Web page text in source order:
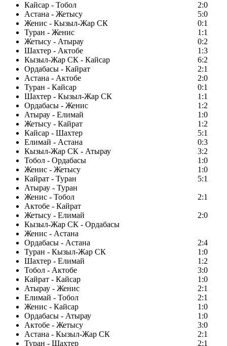
Кайсар - Тобол
2:0
Астана - Жетысу
5:0
Женис - Кызыл-Жар СК
0:1
Туран - Женис
1:1
Жетысу - Атырау
0:2
Шахтер - Актобе
1:3
Кызыл-Жар СК - Кайсар
6:2
Ордабасы - Кайрат
2:1
Астана - Актобе
2:0
Туран - Кайсар
0:1
Шахтер - Кызыл-Жар СК
1:1
Ордабасы - Женис
1:2
Атырау - Елимай
1:0
Жетысу - Кайрат
1:2
Кайсар - Шахтер
5:1
Елимай - Астана
0:3
Кызыл-Жар СК - Атырау
3:2
Тобол - Ордабасы
1:0
Женис - Жетысу
1:0
Кайрат - Туран
5:1
Атырау - Туран
Женис - Тобол
2:1
Актобе - Кайрат
Жетысу - Елимай
2:0
Кызыл-Жар СК - Ордабасы
Женис - Астана
Ордабасы - Астана
2:4
Туран - Кызыл-Жар СК
1:0
Шахтер - Елимай
1:2
Тобол - Актобе
3:0
Кайрат - Кайсар
1:0
Атырау - Женис
2:1
Елимай - Тобол
2:1
Женис - Кайсар
1:0
Ордабасы - Атырау
1:0
Актобе - Жетысу
3:0
Астана - Кызыл-Жар СК
2:1
Туран - Шахтер
2:1